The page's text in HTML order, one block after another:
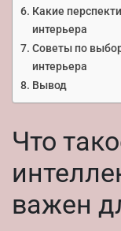
Какие
интерьера
Советы по
интерьера
Вывод
Что
важен